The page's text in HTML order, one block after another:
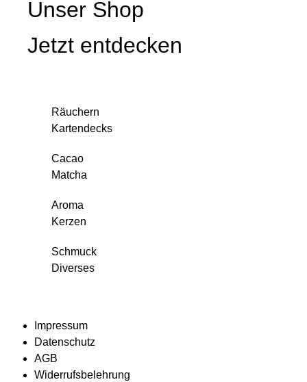
Unser Shop
Jetzt entdecken
Räuchern
Kartendecks
Cacao
Matcha
Aroma
Kerzen
Schmuck
Diverses
Impressum
Datenschutz
AGB
Widerrufsbelehrung